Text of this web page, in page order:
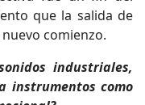
que la salida de
comienzo.
industriales,
instrumentos como